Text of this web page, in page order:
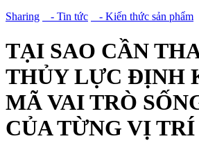
Sharing
- Tin tức - Kiến thức sản phẩm
TẠI SAO CẦN
THỦY LỰC ĐỊNH
MÃ VAI TRÒ
CỦA TỪNG VỊ